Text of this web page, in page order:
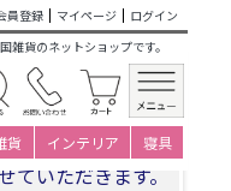
員登録 マイページ
ログイン
雑貨のネットショップです。
貨 インテリア 寝具
・文房具>メッセージ
日(火)〜2026年8月
いただきます。